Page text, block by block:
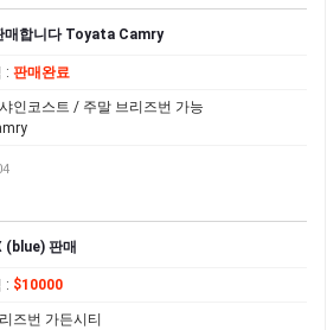
매합니다 Toyata Camry
: 판매완료
인코스트 / 주말 브리즈번 가능
(blue) 판매
: $10000
즈번 가든시티